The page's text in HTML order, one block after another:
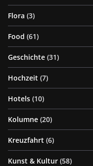
Flora (3)
Food (61)
Geschichte (31)
Hochzeit (7)
Hotels (10)
Kolumne (20)
Kreuzfahrt (6)
Kunst & Kultur (58)